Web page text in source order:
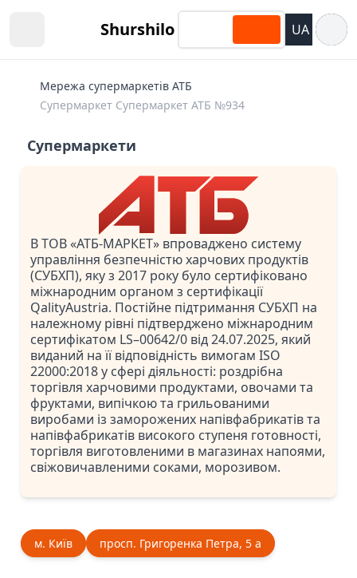
Shurshilo UA
Мережа супермаркетів АТБ
Супермаркет Супермаркет АТБ №934
Супермаркети
В ТОВ «АТБ-МАРКЕТ» впроваджено систему
управління безпечністю харчових продуктів
(СУБХП), яку з 2017 року було сертифіковано
міжнародним органом з сертифікації
QalityAustria. Постійне підтримання СУБХП на
належному рівні підтверджено міжнародним
сертифікатом LS–00642/0 від 24.07.2025, який
виданий на її відповідність вимогам ISO
22000:2018 у сфері діяльності: роздрібна
торгівля харчовими продуктами, овочами та
фруктами, випічкою та грильованими
виробами із заморожених напівфабрикатів та
напівфабрикатів високого ступеня готовності,
торгівля виготовленими в магазинах напоями,
свіжовичавленими соками, морозивом.
м. Київ просп. Григоренка Петра, 5 а